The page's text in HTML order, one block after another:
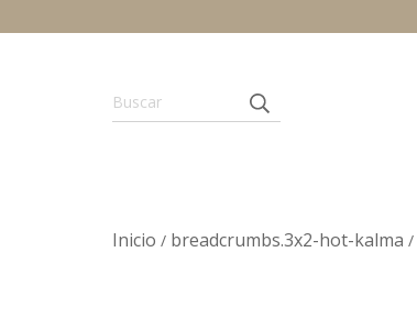
Inicio / breadcrumbs.3x2-hot-kalma /